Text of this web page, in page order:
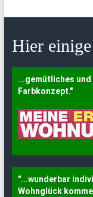
Hier
...gemütliches
Farbkonzept."
"...wunderbar
Wohnglück